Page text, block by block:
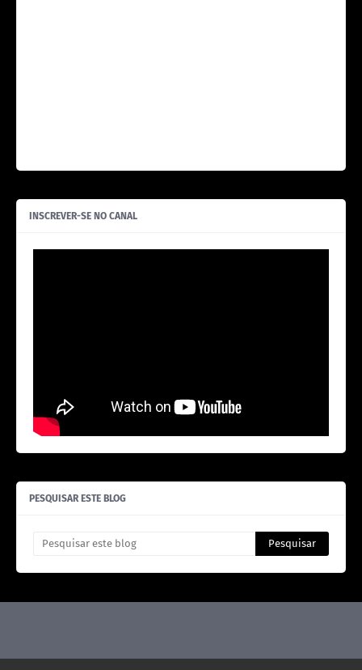
INSCREVER-SE NO CANAL
PESQUISAR ESTE BLOG